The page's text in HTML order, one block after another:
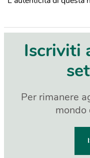
Iscriviti
Per rimanere